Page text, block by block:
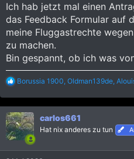
Ich hab jetzt mal einen
das Feedback Formular auf
meine Fluggastrechte
zu machen.
Bin gespannt, ob ich was
R
a
k
t
i
o
Borussia 1900, Oldman139de,
carlos661
Hat nix anderes zu tun